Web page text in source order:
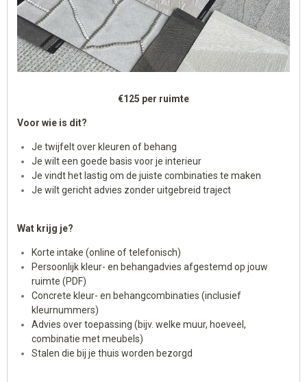
€125 per ruimte
Voor wie is dit?
Je twijfelt over kleuren of behang
Je wilt een goede basis voor je interieur
Je vindt het lastig om de juiste combinaties te maken
Je wilt gericht advies zonder uitgebreid traject
Wat krijg je?
Korte intake (online of telefonisch)
Persoonlijk kleur- en behangadvies afgestemd op jouw
ruimte (PDF)
Concrete kleur- en behangcombinaties (inclusief
kleurnummers)
Advies over toepassing (bijv. welke muur, hoeveel,
combinatie met meubels)
Stalen die bij je thuis worden bezorgd